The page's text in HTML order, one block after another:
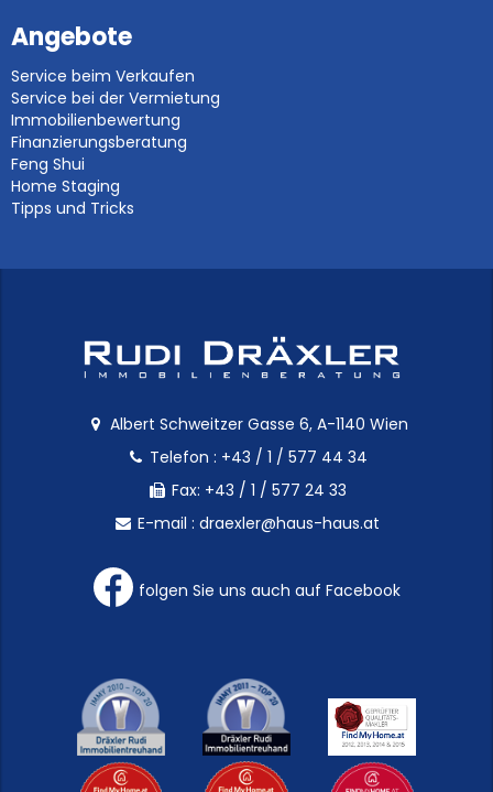
Angebote
Service beim Verkaufen
Service bei der Vermietung
Immobilienbewertung
Finanzierungsberatung
Feng Shui
Home Staging
Tipps und Tricks
Albert Schweitzer Gasse 6, A-1140 Wien
Telefon : +43 / 1 / 577 44 34
Fax: +43 / 1 / 577 24 33
E-mail : draexler@haus-haus.at
folgen Sie uns auch auf Facebook